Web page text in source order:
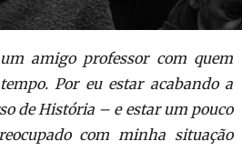
amigo professor com quem
Por eu estar acabando a
de História – e estar um pouco
com minha situação